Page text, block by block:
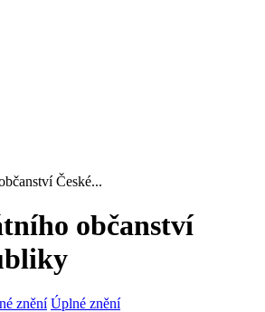
České...
občanství
znění Úplné znění